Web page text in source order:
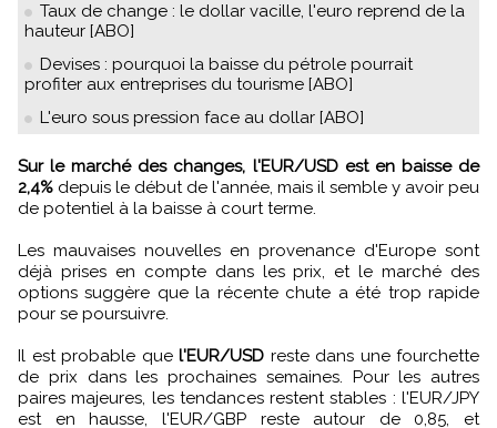
Taux de change : le dollar vacille, l'euro reprend de la
hauteur [ABO]
Devises : pourquoi la baisse du pétrole pourrait
profiter aux entreprises du tourisme [ABO]
L'euro sous pression face au dollar [ABO]
Sur le marché des changes, l'EUR/USD est en baisse de
2,4% depuis le début de l'année, mais il semble y avoir peu
de potentiel à la baisse à court terme.
Les mauvaises nouvelles en provenance d'Europe sont
déjà prises en compte dans les prix, et le marché des
options suggère que la récente chute a été trop rapide
pour se poursuivre.
Il est probable que l'EUR/USD reste dans une fourchette
de prix dans les prochaines semaines. Pour les autres
paires majeures, les tendances restent stables : l'EUR/JPY
est en hausse, l'EUR/GBP reste autour de 0,85, et